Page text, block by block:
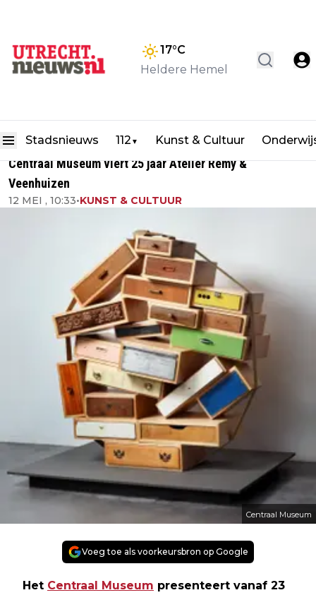
17°C
Heldere Hemel
Stadsnieuws 112 ▼ Kunst & Cultuur
Centraal Museum viert 25 jaar Atelier Remy &
Veenhuizen
12 MEI , 10:33•KUNST & CULTUUR
Centraal Museum
Voeg toe als voorkeursbron op Google
Het Centraal Museum presenteert vanaf 23